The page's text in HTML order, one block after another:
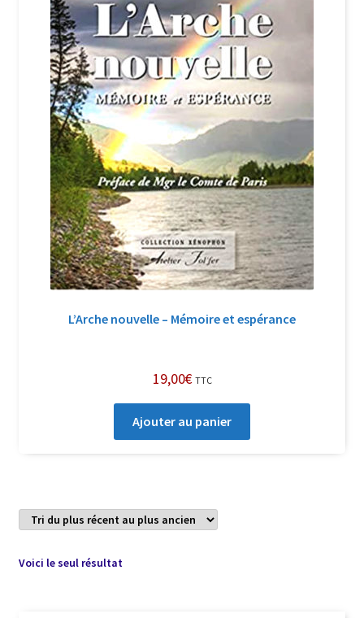
Newsletter
Nous Contacter
Panier
Politique de confidentialité et cookies
Qui sommes-nous ?
Soutien à Philippe Randa
Suivi de la Commande
L’Arche nouvelle – Mémoire et espérance
19,00€ TTC
Ajouter au panier
Voici le seul résultat